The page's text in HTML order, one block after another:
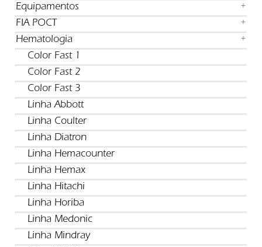
Equipamentos +
FIA POCT +
Hematologia +
Color Fast 1
Color Fast 2
Color Fast 3
Linha Abbott
Linha Coulter
Linha Diatron
Linha Hemacounter
Linha Hemax
Linha Hitachi
Linha Horiba
Linha Medonic
Linha Mindray